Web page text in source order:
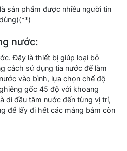
sản phẩm được nhiều người tin
dùng)(**)
nước:
Đây là thiết bị giúp loại bỏ
cách sử dụng tia nước để làm
vào bình, lựa chọn chế độ
gốc 45 độ với khoang
di đầu tăm nước đến từng vị trí,
để lấy đi hết các mảng bám còn